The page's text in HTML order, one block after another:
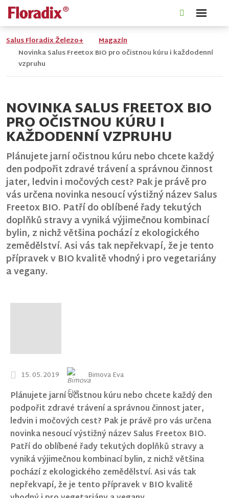
menu
Salus Floradix Železo+
Magazín
Novinka Salus Freetox BIO pro očistnou kúru i každodenní
vzpruhu
NOVINKA SALUS FREETOX BIO
PRO OČISTNOU KÚRU I
KAŽDODENNÍ VZPRUHU
Plánujete jarní očistnou kúru nebo chcete každý
den podpořit zdravé trávení a správnou činnost
jater, ledvin i močových cest? Pak je právě pro
vás určena novinka nesoucí výstižný název Salus
Freetox BIO. Patří do oblíbené řady tekutých
doplňků stravy a vyniká výjimečnou kombinací
bylin, z nichž většina pochází z ekologického
zemědělství. Asi vás tak nepřekvapí, že je tento
přípravek v BIO kvalitě vhodný i pro vegetariány
a vegany.
15. 05. 2019 Bimova Eva
Plánujete jarní očistnou kúru nebo chcete každý den
podpořit zdravé trávení a správnou činnost jater,
ledvin i močových cest? Pak je právě pro vás určena
novinka nesoucí výstižný název Salus Freetox BIO.
Patří do oblíbené řady tekutých doplňků stravy a
vyniká výjimečnou kombinací bylin, z nichž většina
pochází z ekologického zemědělství. Asi vás tak
nepřekvapí, že je tento přípravek v BIO kvalitě